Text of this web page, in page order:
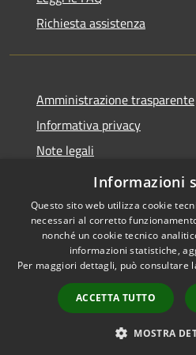
Richiesta assistenza
Amministrazione trasparente
Informativa privacy
Note legali
Dichiarazione di accessibilità
Accessibilità
Informazioni
Questo sito web utilizza cookie
necessari al corretto
nonché un cookie tecnico
informazioni statistiche,
Per maggiori dettagli, può consultare
ACCETTA TUTTO
MOSTRA